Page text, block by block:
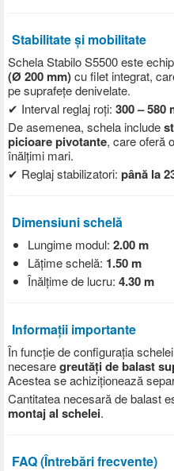
Stabilitate și mobilitate
Schela Stabilo S5500 este
(Ø 200 mm)cu filet integrat,
pe suprafețe denivelate.
✔ Interval reglaj roți: 300 – 580
De asemenea, schela include
picioare pivotante, care oferă
înălțimi mari.
✔ Reglaj stabilizatori: până la
Dimensiuni schelă
Lungime modul: 2.00 m
Lățime schelă: 1.50 m
Înălțime de lucru: 4.30 m
Informații importante
În funcție de configurația
necesaregreutăți de balast
Acestea se achiziționează
Cantitatea necesară de balast
montaj al schelei.
FAQ (Întrebări frecvente)